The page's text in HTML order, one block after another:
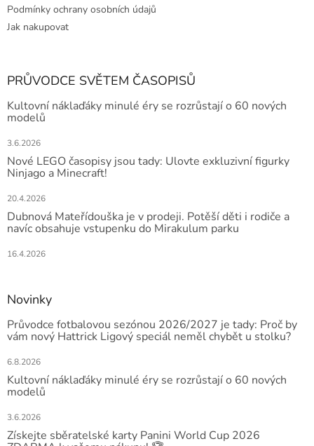
Podmínky ochrany osobních údajů
Jak nakupovat
PRŮVODCE SVĚTEM ČASOPISŮ
Kultovní náklaďáky minulé éry se rozrůstají o 60 nových
modelů
3.6.2026
Nové LEGO časopisy jsou tady: Ulovte exkluzivní figurky
Ninjago a Minecraft!
20.4.2026
Dubnová Mateřídouška je v prodeji. Potěší děti i rodiče a
navíc obsahuje vstupenku do Mirakulum parku
16.4.2026
Novinky
Průvodce fotbalovou sezónou 2026/2027 je tady: Proč by
vám nový Hattrick Ligový speciál neměl chybět u stolku?
6.8.2026
Kultovní náklaďáky minulé éry se rozrůstají o 60 nových
modelů
3.6.2026
Získejte sběratelské karty Panini World Cup 2026